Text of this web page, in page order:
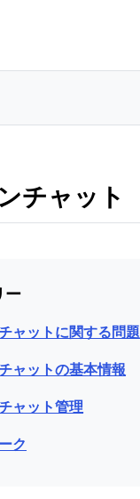
チャット
ー
ャットに関する問題
ャットの基本情報
ャット管理
ク